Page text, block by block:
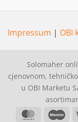
Impressum | OBI
Solomaher
cjenovnom,
u OBI Marketu
MasterCard